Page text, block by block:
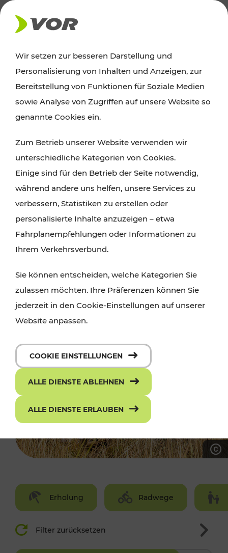
AKTUELLES
Ausflugstipps
Wien, Niederösterreich und das Burgenland
Wanderungen, Kultur und Gastronomie,
Radtouren oder purer Naturgenuss – viele
Attraktionen sind mit den Ticket- und Fahrplan-
Angeboten des VOR gut und schnell erreichbar.
Erholung Radwege
Filter zurücksetzen
Wir setzen zur besseren Darstellung und
Personalisierung von Inhalten und Anzeigen, zur
Bereitstellung von Funktionen für Soziale Medien
sowie Analyse von Zugriffen auf unsere Website so
genannte Cookies ein.
Zum Betrieb unserer Website verwenden wir
unterschiedliche Kategorien von Cookies.
Einige sind für den Betrieb der Seite notwendig,
während andere uns helfen, unsere Services zu
verbessern, Statistiken zu erstellen oder
personalisierte Inhalte anzuzeigen – etwa
Fahrplanempfehlungen oder Informationen zu
Ihrem Verkehrsverbund.
Sie können entscheiden, welche Kategorien Sie
zulassen möchten. Ihre Präferenzen können Sie
jederzeit in den Cookie-Einstellungen auf unserer
Website anpassen.
COOKIE EINSTELLUNGEN
ALLE DIENSTE ABLEHNEN
ALLE DIENSTE ERLAUBEN